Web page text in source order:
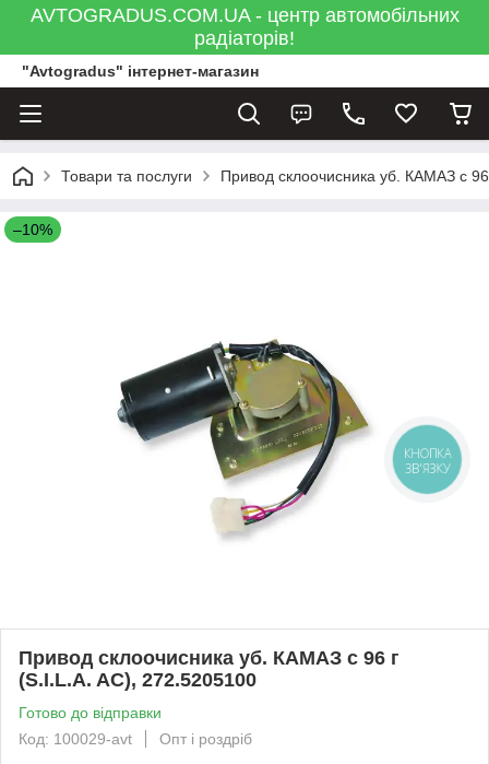
AVTOGRADUS.COM.UA - центр автомобільних
радіаторів!
"Avtogradus" інтернет-магазин
Товари та послуги Привод склоочисника уб. КАМАЗ c
–10%
Привод склоочисника уб. КАМАЗ c 96 г
(S.I.L.A. AC), 272.5205100
Готово до відправки
Код: 100029-avt
Опт і роздріб
КНОПКА
ЗВ'ЯЗКУ